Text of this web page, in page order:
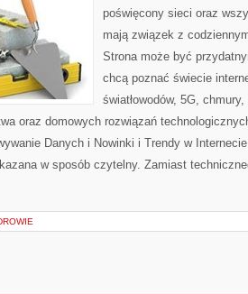
poświęcony sieci oraz
mają związek z
Strona może być
chcą poznać świecie
światłowodów, 5G,
oraz domowych rozwiązań
Danych i Nowinki i Trendy w
w sposób czytelny. Zamiast